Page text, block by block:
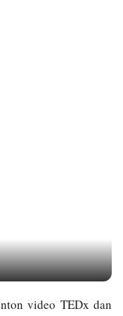
video TEDx dan